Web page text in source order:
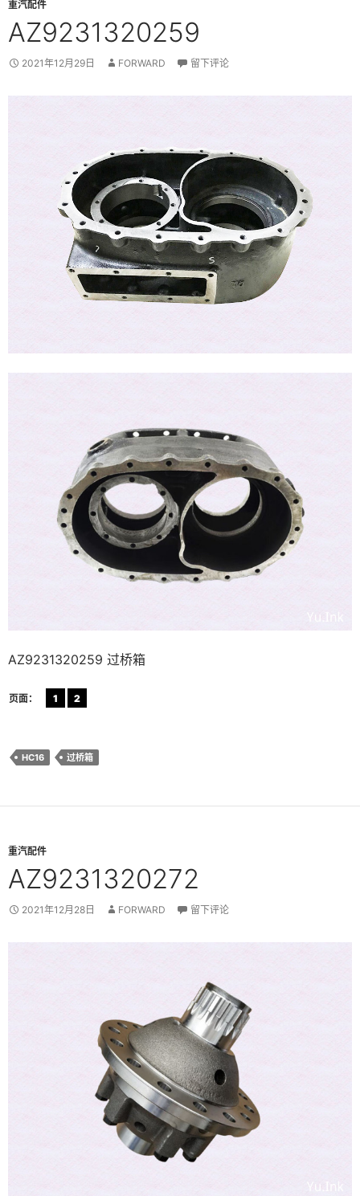
重汽配件
AZ9231320259
2021年12月29日 FORWARD 留下评论
AZ9231320259 过桥箱
页面： 1 2
HC16 过桥箱
重汽配件
AZ9231320272
2021年12月28日 FORWARD 留下评论